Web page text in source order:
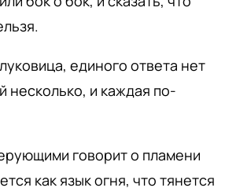
единого ответа нет
несколько, и каждая по-
говорит о пламени
как язык огня, что тянется